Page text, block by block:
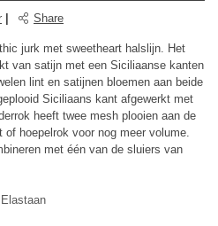
Share
jurk met sweetheart halslijn. Het
van satijn met een Siciliaanse kanten
lint en satijnen bloemen aan beide
Siciliaans kant afgewerkt met
heeft twee mesh plooien aan de
hoepelrok voor nog meer volume.
met één van de sluiers van